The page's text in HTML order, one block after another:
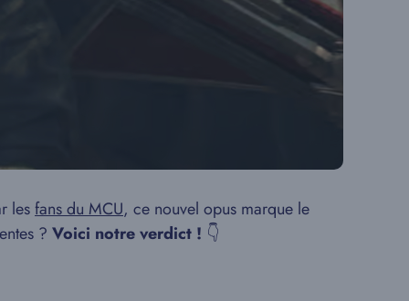
lesfans du MCU, ce nouvel opus marque le
? Voici notre verdict ! 👇